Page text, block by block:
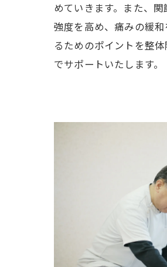
めていきます。また、
強度を高め、痛みの緩
るためのポイントを整
でサポートいたします。